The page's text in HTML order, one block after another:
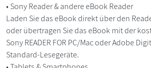
• Sony Reader & andere eBook Reader
Laden Sie das eBook direkt über den
oder übertragen Sie das eBook mit der
Sony READER FOR PC/Mac oder Adobe
Standard-Lesegeräte.